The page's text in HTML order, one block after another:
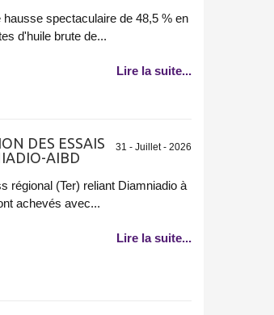
spectaculaire de 48,5 % en
d'huile brute de...
Lire la suite...
31 - Juillet - 2026
DES ESSAIS
AIBD
régional (Ter) reliant Diamniadio à
achevés avec...
Lire la suite...